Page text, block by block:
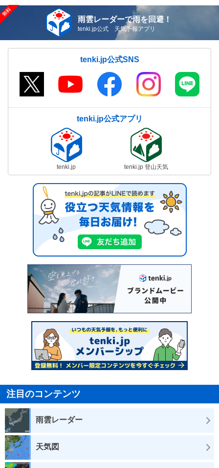
雨雲レーダーで雨を回避！
tenki.jp公式 天気予報アプリ
tenki.jp公式SNS
tenki.jp公式アプリ
tenki.jp tenki.jp 登山天気
注目のコンテンツ
雨雲レーダー
天気図